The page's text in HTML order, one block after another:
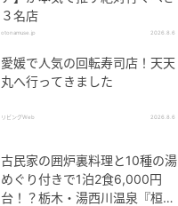
３名店
otonamuse.jp 2026.8.6
愛媛で人気の回転寿司店！天天
丸へ行ってきました
リビングWeb 2026.8.6
古民家の囲炉裏料理と10種の湯
めぐり付きで1泊2食6,000円
台！？栃木・湯西川温泉『桓武